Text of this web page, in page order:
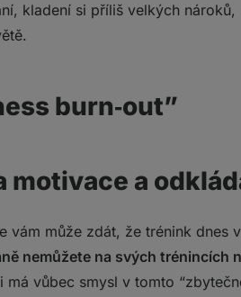
kladení si příliš velkých nároků,
burn‑out”
motivace a
může zdát, že trénink dnes
nemůžete na svých trénincích
vůbec smysl v tomto